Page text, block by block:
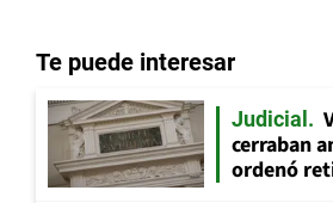
Te puede interesar
Judicial
cerraban
ordenó